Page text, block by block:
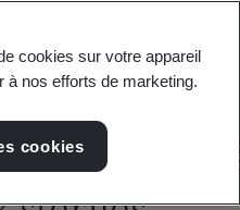
et
cookies sur votre appareil
à nos efforts de marketing.
cookies